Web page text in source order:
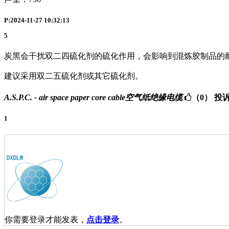
P:2024-11-27 10:32:13
5
炭黑会干扰双二四硫化剂的硫化作用，会影响到混炼胶制品的
建议采用双二五硫化剂或其它硫化剂。
A.S.P.C. - air space paper core cable空气纸绝缘电缆 （0） 投
1
你需要登录才能发表， 点击登录。